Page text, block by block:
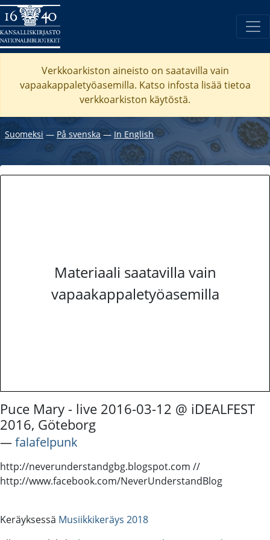
Verkkoarkiston aineisto on saatavilla vain
vapaakappaletyöasemilla. Katso infosta lisää tietoa
verkkoarkiston käytöstä.
Suomeksi ― På svenska ― In English
Materiaali saatavilla vain
vapaakappaletyöasemilla
Puce Mary - live 2016-03-12 @ iDEALFEST
2016, Göteborg
―falafelpunk
http://neverunderstandgbg.blogspot.com //
http://www.facebook.com/NeverUnderstandBlog
Keräyksessä Musiikkikeräys 2018